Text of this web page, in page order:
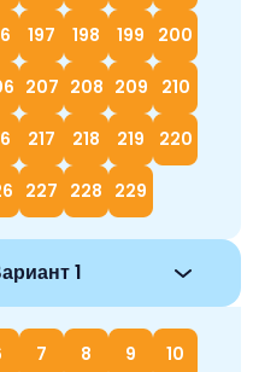
197 198 199 200
207 208 209 210
217 218 219 220
227 228 229
1
7 8 9 10